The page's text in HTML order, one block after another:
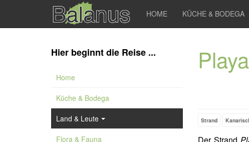
HOME KÜCHE & BODEGA
Strand
Hier beginnt die Reise ...
Home
Küche & Bodega
Land & Leute
Flora & Fauna